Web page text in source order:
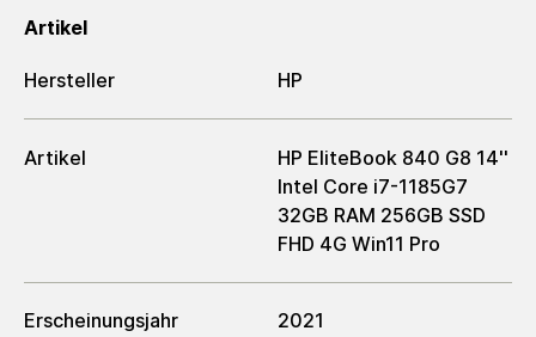
Artikel
Hersteller HP
Artikel
HP EliteBook 840 G8 14''
Intel Core i7-1185G7
32GB RAM 256GB SSD
FHD 4G Win11 Pro
Erscheinungsjahr 2021